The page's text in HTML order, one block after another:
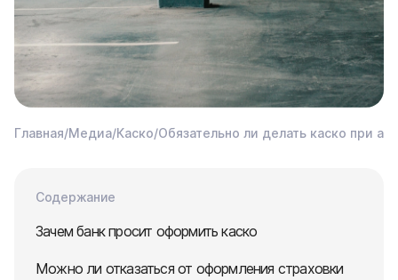
Главная/Медиа/Каско/Обязательно ли делать каско при
Содержание
Зачем банк просит оформить каско
Можно ли отказаться от оформления страховки